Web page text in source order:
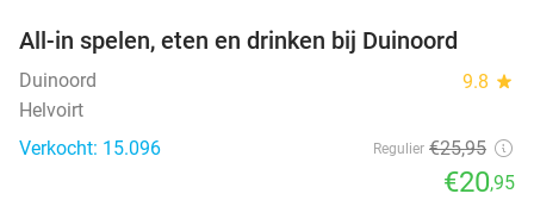
All-in spelen, eten en drinken bij Duinoord
Duinoord 9.8 star
Helvoirt
Verkocht: 15.096
Regulier €25,95
€20,95